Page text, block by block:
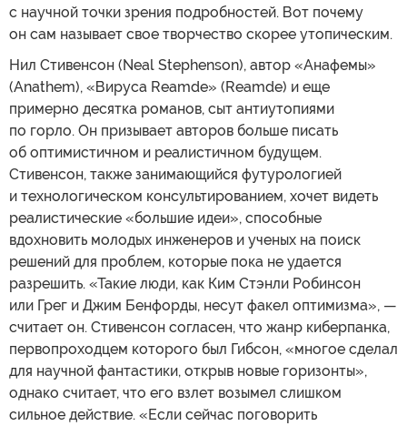
с научной точки зрения подробностей. Вот почему
он сам называет свое творчество скорее утопическим.
Нил Стивенсон (Neal Stephenson), автор «Анафемы»
(Anathem), «Вируса Reamde» (Reamde) и еще
примерно десятка романов, сыт антиутопиями
по горло. Он призывает авторов больше писать
об оптимистичном и реалистичном будущем.
Стивенсон, также занимающийся футурологией
и технологическом консультированием, хочет видеть
реалистические «большие идеи», способные
вдохновить молодых инженеров и ученых на поиск
решений для проблем, которые пока не удается
разрешить. «Такие люди, как Ким Стэнли Робинсон
или Грег и Джим Бенфорды, несут факел оптимизма», —
считает он. Стивенсон согласен, что жанр киберпанка,
первопроходцем которого был Гибсон, «многое сделал
для научной фантастики, открыв новые горизонты»,
однако считает, что его взлет возымел слишком
сильное действие. «Если сейчас поговорить